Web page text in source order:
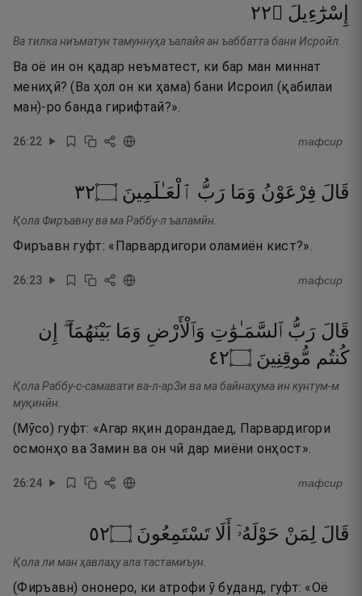
إِسْرَٰٓءِيلَ ۝٢٢
Ва тилка ниъматун тамуннуҳа ъалайя ан ъаббатта бани Исроӣл.
Ва оё ин он қадар неъматест, ки бар ман миннат
мениҳӣ? (Ва ҳол он ки ҳама) бани Исроил (қабилаи
ман)-ро банда гирифтаӣ?».
26:22 тафсир
قَالَ فِرْعَوْنُ وَمَا رَبُّ ٱلْعَـٰلَمِينَ ۝٢٣
Қола Фиръавну ва ма Раббу-л ъаламӣн.
Фиръавн гуфт: «Парвардигори оламиён кист?».
26:23 тафсир
قَالَ رَبُّ ٱلسَّمَـٰوَٰتِ وَٱلْأَرْضِ وَمَا بَيْنَهُمَآ ۖ
إِن
كُنتُم مُّوقِنِينَ ۝٢٤
Қола Раббу-с-самавати ва-л-арЗи ва ма байнаҳума ин кунтум-м
муқинӣн.
(Мӯсо) гуфт: «Агар яқин дорандаед, Парвардигори
осмонҳо ва Замин ва он чӣ дар миёни онҳост».
26:24 тафсир
قَالَ لِمَنْ حَوْلَهُۥٓ أَلَا تَسْتَمِعُونَ ۝٢٥
Қола ли ман ҳавлаҳу ала тастамиъун.
(Фиръавн) ононеро, ки атрофи ӯ буданд, гуфт: «Оё